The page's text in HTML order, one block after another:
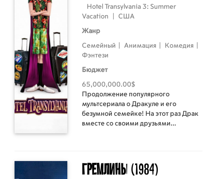
которого герой также сможет
отомстить имплантировав в его
компьютерный чип под названием
«Стержень», обладающий
собственным разумом.
Hotel Transylvania 3: Summer
Vacation
США
Жанр
Семейный Анимация Комедия
Фэнтези
Бюджет
65,000,000.00$
Продолжение популярного
мультсериала о Дракуле и его
безумной семейке! На этот раз Драк
вместе со своими друзьями
экзотических экскурсий, до лунных
ванн. Неожиданно Дракула
Гремлины (1984)